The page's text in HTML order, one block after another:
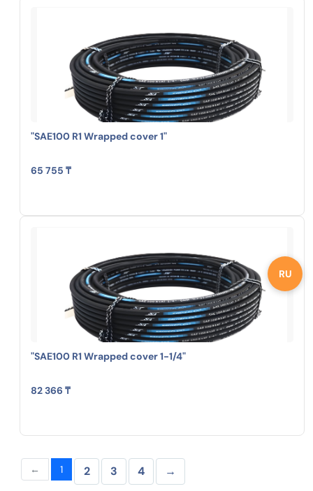
RU
"SAE100 R1 Wrapped cover 1"
65 755 ₸
"SAE100 R1 Wrapped cover 1-1/4"
82 366 ₸
← 1 2 3 4 →